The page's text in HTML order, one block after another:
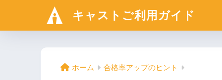
キャストご利用ガイド
ホーム 合格率アップのヒント